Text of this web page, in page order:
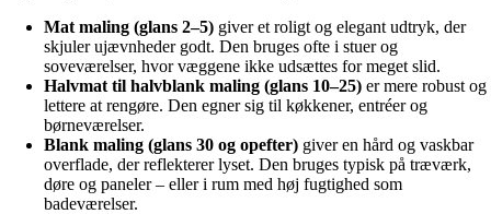
Mat maling (glans 2–5) giver et roligt og elegant udtryk, der
skjuler ujævnheder godt. Den bruges ofte i stuer og
soveværelser, hvor væggene ikke udsættes for meget slid.
Halvmat til halvblank maling (glans 10–25) er mere robust og
lettere at rengøre. Den egner sig til køkkener, entréer og
børneværelser.
Blank maling (glans 30 og opefter) giver en hård og vaskbar
overflade, der reflekterer lyset. Den bruges typisk på træværk,
døre og paneler – eller i rum med høj fugtighed som
badeværelser.